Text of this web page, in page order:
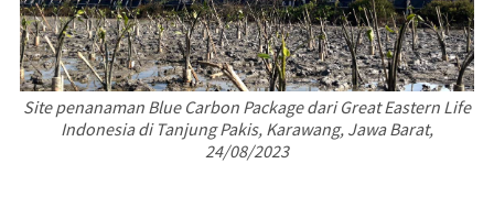
Site penanaman Blue Carbon Package dari Great Eastern Life
Indonesia di Tanjung Pakis, Karawang, Jawa Barat,
24/08/2023